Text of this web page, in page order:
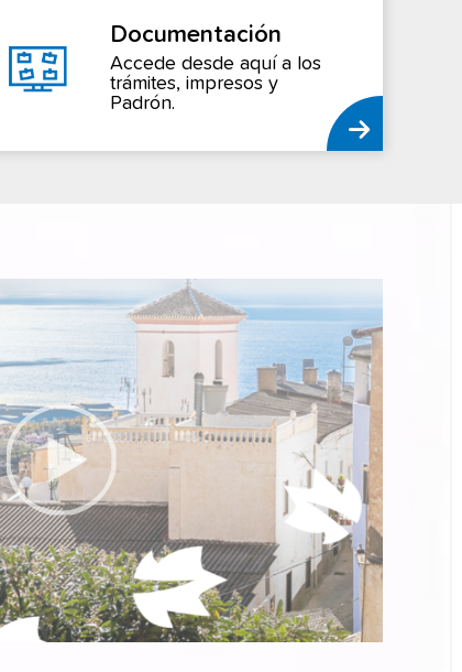
Documentación
Accede desde aquí a los
trámites, impresos y
Padrón.